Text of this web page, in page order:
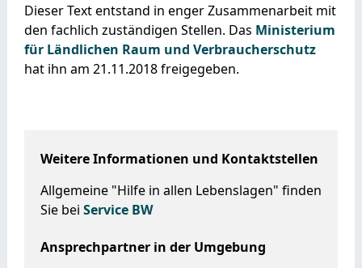
Weitere Informationen und Kontaktstellen
Allgemeine "Hilfe in allen Lebenslagen" finden
Sie bei Service BW
Ansprechpartner in der Umgebung
Dieser Text entstand in enger Zusammenarbeit mit
den fachlich zuständigen Stellen. Das Ministerium
für Ländlichen Raum und Verbraucherschutz
hat ihn am 21.11.2018 freigegeben.